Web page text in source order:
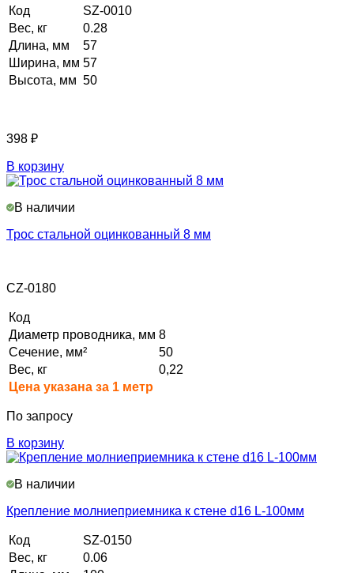
Код
SZ-0010
Вес, кг
0.28
Длина, мм
57
Ширина, мм 57
Высота, мм 50
398 ₽
В корзину
В наличии
Трос стальной оцинкованный 8 мм
CZ-0180
Код
Диаметр проводника, мм 8
Сечение, мм²
50
Вес, кг
0,22
Цена указана за 1 метр
По запросу
В корзину
В наличии
Крепление молниеприемника к стене d16 L-100мм
Код
SZ-0150
Вес, кг
0.06